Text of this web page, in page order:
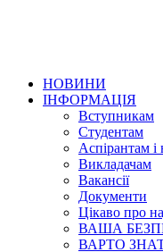
НОВИНИ
ІНФОРМАЦІЯ
Вступникам
Студентам
Аспірантам і
Викладачам
Вакансії
Документи
Цікаво про
ВАША
ВАРТО